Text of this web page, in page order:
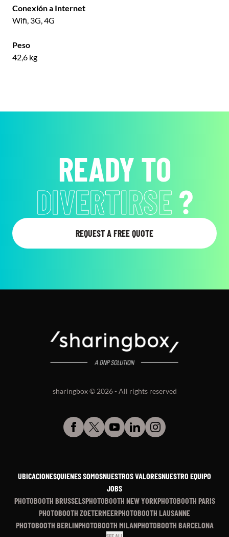
Conexión a Internet
Wifi, 3G, 4G
Peso
42,6 kg
READY TO
DIVERTIRSE?
REQUEST A FREE QUOTE
sharingbox © 2026 - All rights reserved
UBICACIONESQUIENES SOMOSNUESTROS VALORESNUESTRO EQUIPO
JOBS
PHOTOBOOTH BRUSSELSPHOTOBOOTH NEW YORKPHOTOBOOTH PARIS
PHOTOBOOTH ZOETERMEERPHOTOBOOTH LAUSANNE
PHOTOBOOTH BERLINPHOTOBOOTH MILANPHOTOBOOTH BARCELONA